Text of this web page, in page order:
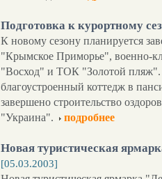
Подготовка к курортному
К новому сезону планируется
"Крымское Приморье", военно-
"Восход" и ТОК "Золотой пляж".
благоустроенный коттедж в
завершено строительство
"Украина".
подробнее
Новая туристическая
[05.03.2003]